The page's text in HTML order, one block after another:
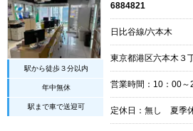
駅から徒歩３分以内
年中無休
駅まで車で送迎可
6884821
日比谷線/六本木
東京都港区六本木３
営業時間：10：00～
定休日：無し 夏季